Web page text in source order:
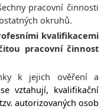
pracovní činnosti
okruhů.
kvalifikacemi
pracovní činnost
k jejich ověření a
vztahují, kvalifikační
autorizovaných osob